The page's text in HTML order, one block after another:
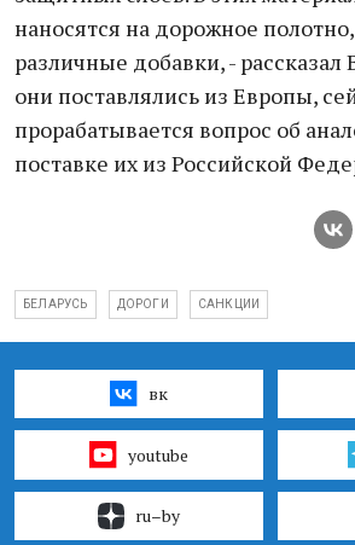
наносятся на дорожное
различные добавки, - рассказал
они поставлялись из Европы,
прорабатывается вопрос об
поставке их из Российской
БЕЛАРУСЬ ДОРОГИ САНКЦИИ
вк
youtube
ru–by